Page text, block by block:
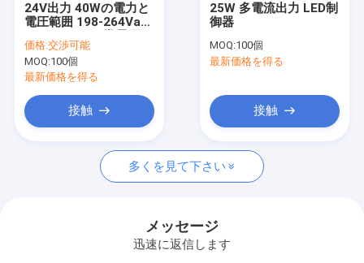
連絡 ください
ニュース
引金 を 求め て ください
24V出力 40Wの電力と
電圧範囲 198-264Vac
ライバー
価格:交渉可能
MOQ:100個
最新価格を得る
接触
25W 多電流出力 LED制
御器
MOQ:100個
最新価格を得る
接触
多くを見て下さい
メッセージ
迅速に返信します